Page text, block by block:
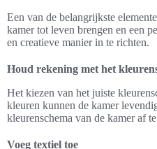
Een van de belangrijkste
kamer tot leven brengen en een
en creatieve manier in te richten.
Houd rekening met het
Het kiezen van het juiste
kleuren kunnen de kamer
kleurenschema van de kamer af
Voeg textiel toe